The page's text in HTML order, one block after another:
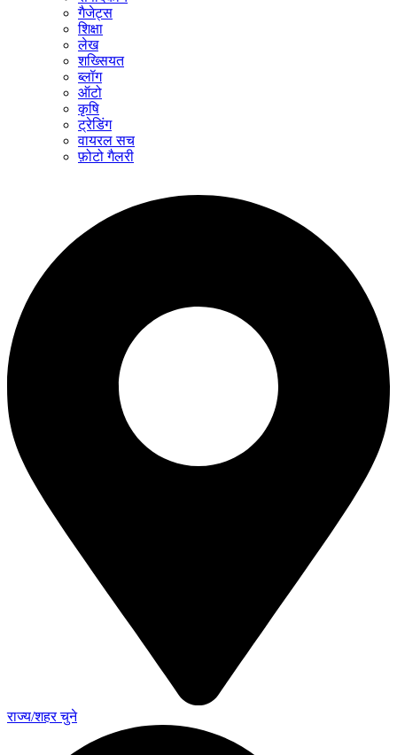
गैजेट्स
शिक्षा
लेख
शख्सियत
ब्लॉग
ऑटो
कृषि
ट्रेडिंग
वायरल सच
फ़ोटो गैलरी
राज्य/शहर चुने